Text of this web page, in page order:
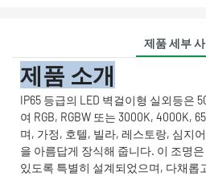
제품 세부
제품 소개
IP65 등급의 LED 벽걸이형 실외등은
여 RGB, RGBW 또는 3000K, 4000K,
며, 가정, 호텔, 빌라, 레스토랑, 심지
을 아름답게 장식해 줍니다. 이 조명
있도록 특별히 설계되었으며, 다채롭